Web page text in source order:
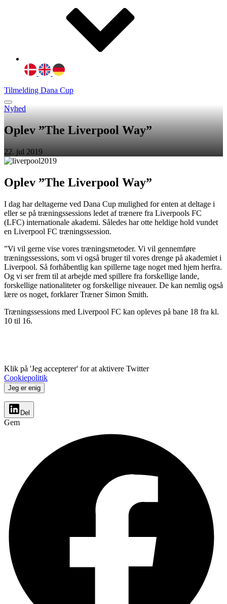
Tilmelding Dana Cup
Nyhed
Oplev ”The Liverpool Way”
22. jul 2019
Oplev ”The Liverpool Way”
I dag har deltagerne ved Dana Cup mulighed for enten at deltage i
eller se på træningssessions ledet af trænere fra Liverpools FC
(LFC) internationale akademi. Således har otte heldige hold vundet
en Liverpool FC træningssession.
”Vi vil gerne vise vores træningsmetoder. Vi vil gennemføre
træningssessions, som vi også bruger til vores drenge på akademiet i
Liverpool. Så forhåbentlig kan spillerne tage noget med hjem herfra.
Og vi ser frem til at arbejde med spillere fra forskellige lande,
forskellige nationaliteter og forskellige niveauer. De kan nemlig også
lære os noget, forklarer Træner Simon Smith.
Træningssessions med Liverpool FC kan opleves på bane 18 fra kl.
10 til 16.
Klik på 'Jeg accepterer' for at aktivere Twitter
Cookiepolitik
Jeg er enig
Del
Gem